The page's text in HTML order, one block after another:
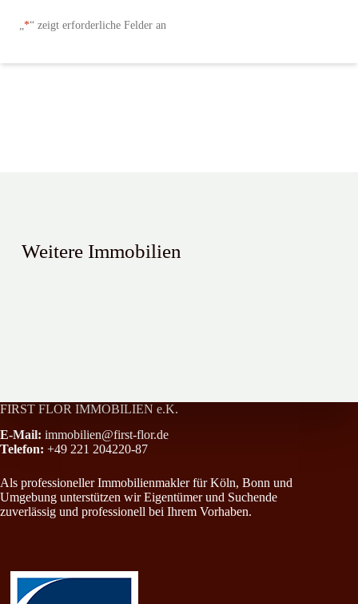
*“ zeigt erforderliche Felder an
t
r
Weitere Immobilien
FIRST FLOR IMMOBILIEN e.K.
E-Mail: immobilien@first-flor.de
Telefon: +49 221 204220-87
Als professioneller Immobilienmakler für Köln, Bonn und
Umgebung unterstützen wir Eigentümer und Suchende
zuverlässig und professionell bei Ihrem Vorhaben.